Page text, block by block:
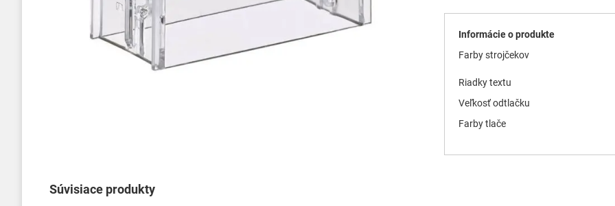
Informácie o produkte
Farby strojčekov
Riadky textu
Veľkosť odtlačku
Farby tlače
Súvisiace produkty